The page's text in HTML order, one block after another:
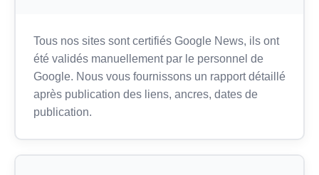
Tous nos sites sont certifiés Google News, ils ont
été validés manuellement par le personnel de
Google. Nous vous fournissons un rapport détaillé
après publication des liens, ancres, dates de
publication.